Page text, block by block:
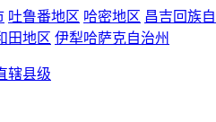
吐鲁番地区 哈密地区 昌吉回族
田地区 伊犁哈萨克自治州
辖县级